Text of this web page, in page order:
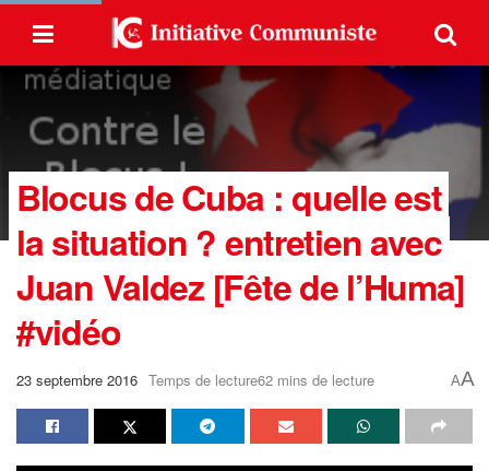
Blocus de Cuba : quelle est
la situation ? entretien avec
Juan Valdez [Fête de l’Huma]
#vidéo
23 septembre 2016 Temps de lecture62 mins de lecture AA